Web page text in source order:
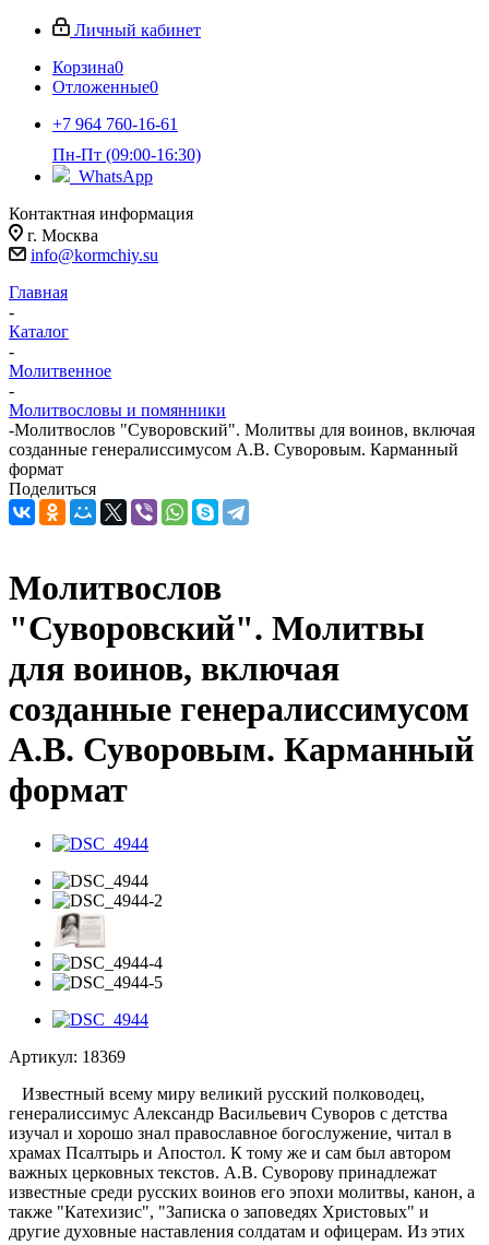
Личный кабинет
Корзина0
Отложенные0
+7 964 760-16-61
Пн-Пт (09:00-16:30)
WhatsApp
Контактная информация
г. Москва
info@kormchiy.su
Главная
-
Каталог
-
Молитвенное
-
Молитвословы и помянники
-Молитвослов "Суворовский". Молитвы для воинов, включая
созданные генералиссимусом А.В. Суворовым. Карманный
формат
Поделиться
Молитвослов
"Суворовский". Молитвы
для воинов, включая
созданные генералиссимусом
А.В. Суворовым. Карманный
формат
Артикул: 18369
Известный всему миру великий русский полководец,
генералиссимус Александр Васильевич Суворов с детства
изучал и хорошо знал православное богослужение, читал в
храмах Псалтырь и Апостол. К тому же и сам был автором
важных церковных текстов. А.В. Суворову принадлежат
известные среди русских воинов его эпохи молитвы, канон, а
также "Катехизис", "Записка о заповедях Христовых" и
другие духовные наставления солдатам и офицерам. Из этих